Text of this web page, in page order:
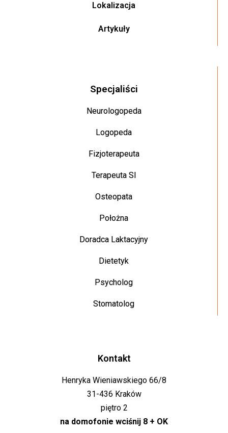
Lokalizacja
Artykuły
Specjaliści
Neurologopeda
Logopeda
Fizjoterapeuta
Terapeuta SI
Osteopata
Położna
Doradca Laktacyjny
Dietetyk
Psycholog
Stomatolog
Kontakt
Henryka Wieniawskiego 66/8
31-436 Kraków
piętro 2
na domofonie wciśnij 8 + OK